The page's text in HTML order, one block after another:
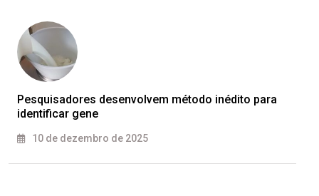
Pesquisadores desenvolvem método inédito para
identificar gene
10 de dezembro de 2025